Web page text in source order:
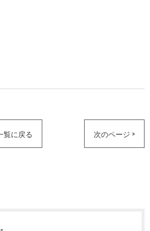
覧に戻る 次のページ >